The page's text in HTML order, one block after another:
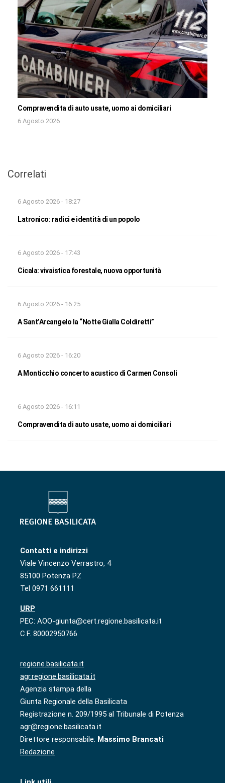
Compravendita di auto usate, uomo ai domiciliari
6 Agosto 2026
Correlati
6 Agosto 2026 - 18:27
Latronico: radici e identità di un popolo
6 Agosto 2026 - 17:43
Cicala: vivaistica forestale, nuova opportunità
6 Agosto 2026 - 16:25
A Sant’Arcangelo la “Notte Gialla Coldiretti”
6 Agosto 2026 - 16:20
A Monticchio concerto acustico di Carmen Consoli
6 Agosto 2026 - 16:11
Compravendita di auto usate, uomo ai domiciliari
Contatti e indirizzi
Viale Vincenzo Verrastro, 4
85100 Potenza PZ
Tel 0971 661111
URP
PEC: AOO-giunta@cert.regione.basilicata.it
C.F. 80002950766
regione.basilicata.it
agr.regione.basilicata.it
Agenzia stampa della
Giunta Regionale della Basilicata
Registrazione n. 209/1995 al Tribunale di Potenza
agr@regione.basilicata.it
Direttore responsabile: Massimo Brancati
Redazione